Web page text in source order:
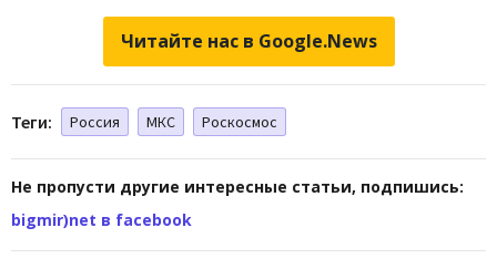
Читайте нас в Google.News
Теги: Россия МКС Роскосмос
Не пропусти другие интересные статьи, подпишись:
bigmir)net в facebook